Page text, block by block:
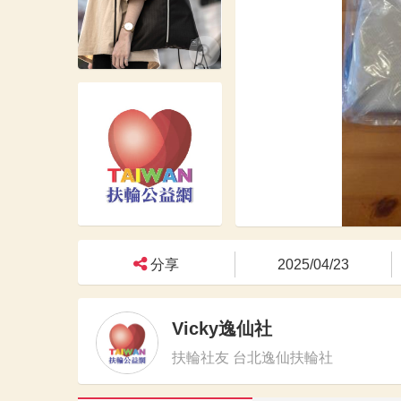
分享 2025/04/23
Vicky逸仙社
扶輪社友 台北逸仙扶輪社